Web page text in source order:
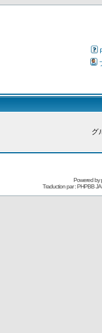
グ
Powered by
Traduction par : PHPBB